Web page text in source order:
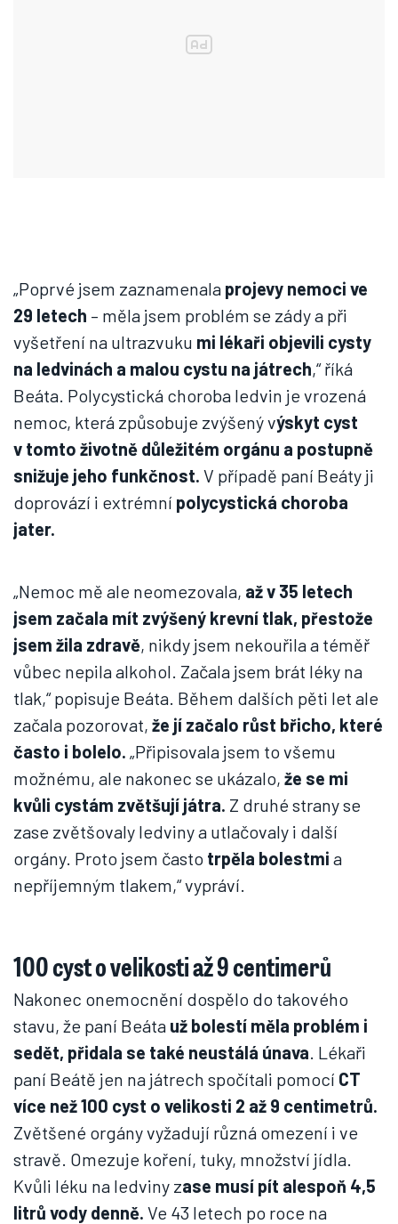
„Poprvé jsem zaznamenala projevy nemoci ve
29 letech – měla jsem problém se zády a při
vyšetření na ultrazvuku mi lékaři objevili cysty
na ledvinách a malou cystu na játrech,“ říká
Beáta. Polycystická choroba ledvin je vrozená
nemoc, která způsobuje zvýšený výskyt cyst
v tomto životně důležitém orgánu a postupně
snižuje jeho funkčnost. V případě paní Beáty ji
doprovází i extrémní polycystická choroba
jater.
„Nemoc mě ale neomezovala, až v 35 letech
jsem začala mít zvýšený krevní tlak, přestože
jsem žila zdravě, nikdy jsem nekouřila a téměř
vůbec nepila alkohol. Začala jsem brát léky na
tlak,“ popisuje Beáta. Během dalších pěti let ale
začala pozorovat, že jí začalo růst břicho, které
často i bolelo. „Připisovala jsem to všemu
možnému, ale nakonec se ukázalo, že se mi
kvůli cystám zvětšují játra. Z druhé strany se
zase zvětšovaly ledviny a utlačovaly i další
orgány. Proto jsem často trpěla bolestmi a
nepříjemným tlakem,“ vypráví.
100 cyst o velikosti až 9 centimerů
Nakonec onemocnění dospělo do takového
stavu, že paní Beáta už bolestí měla problém i
sedět, přidala se také neustálá únava. Lékaři
paní Beátě jen na játrech spočítali pomocí CT
více než 100 cyst o velikosti 2 až 9 centimetrů.
Zvětšené orgány vyžadují různá omezení i ve
stravě. Omezuje koření, tuky, množství jídla.
Kvůli léku na ledviny zase musí pít alespoň 4,5
litrů vody denně. Ve 43 letech po roce na